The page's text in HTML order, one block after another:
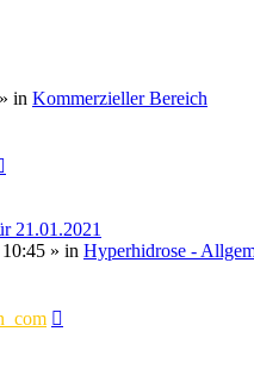
» in Kommerzieller Bereich
21.01.2021
» in Hyperhidrose -